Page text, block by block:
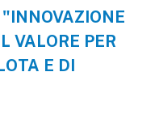
VALORE PER
E DI